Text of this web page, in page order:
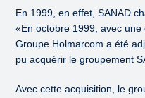
En 1999, en effet, SANAD
«En octobre 1999, avec
Groupe Holmarcom a été
pu acquérir le groupement
Avec cette acquisition, le